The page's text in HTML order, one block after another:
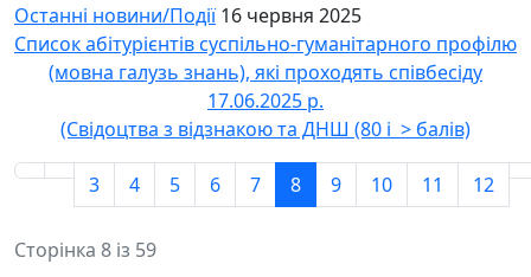
Останні новини/Події 16 червня 2025
Список абітурієнтів суспільно-гуманітарного профілю
(мовна галузь знань), які проходять співбесіду
17.06.2025 р.
(Свідоцтва з відзнакою та ДНШ (80 і > балів)
3 4 5 6 7 8 9 10 11 12
Сторінка 8 із 59